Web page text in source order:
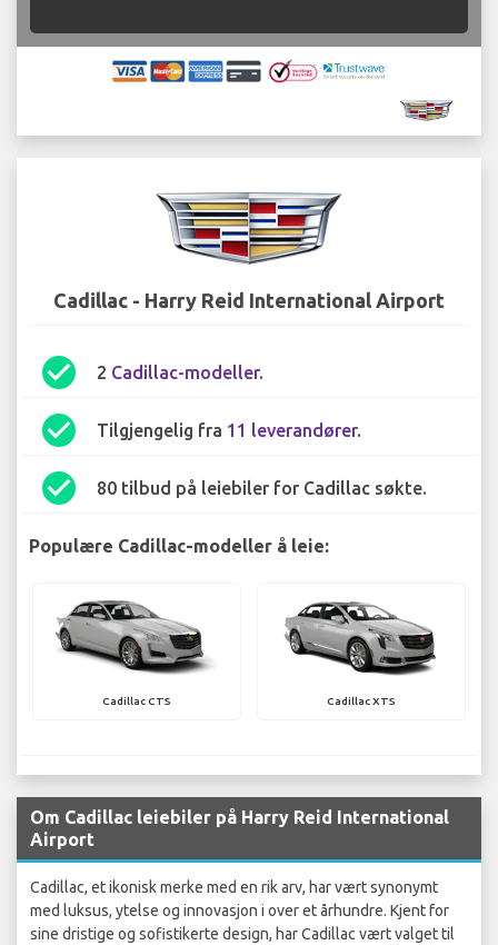
Cadillac - Harry Reid International Airport
check_circle 2 Cadillac-modeller.
check_circle Tilgjengelig fra 11 leverandører.
check_circle 80 tilbud på leiebiler for Cadillac søkte.
Populære Cadillac-modeller å leie:
Cadillac CTS Cadillac XTS
Om Cadillac leiebiler på Harry Reid International
Airport
Cadillac, et ikonisk merke med en rik arv, har vært synonymt
med luksus, ytelse og innovasjon i over et århundre. Kjent for
sine dristige og sofistikerte design, har Cadillac vært valget til